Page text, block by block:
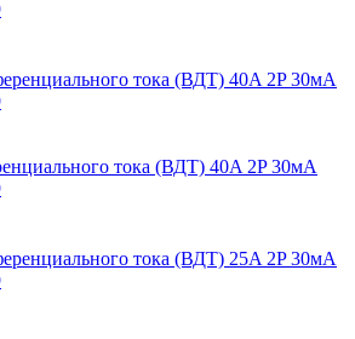
тока (ВДТ) 40A 2P 30мА